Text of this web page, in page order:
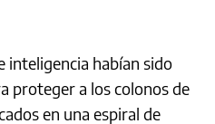
inteligencia habían sido
proteger a los colonos de
en una espiral de